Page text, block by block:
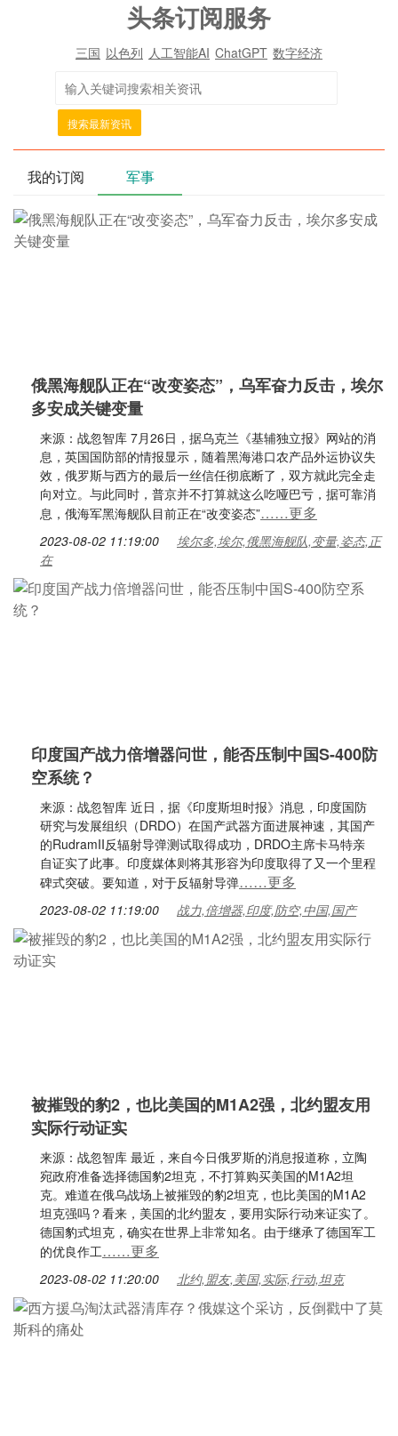
头条订阅服务
三国 以色列 人工智能AI ChatGPT 数字经济
搜索最新资讯
我的订阅 军事
俄黑海舰队正在“改变姿态”，乌军奋力反击，埃尔
多安成关键变量
来源：战忽智库 7月26日，据乌克兰《基辅独立报》网站的消
息，英国国防部的情报显示，随着黑海港口农产品外运协议失
效，俄罗斯与西方的最后一丝信任彻底断了，双方就此完全走
向对立。与此同时，普京并不打算就这么吃哑巴亏，据可靠消
息，俄海军黑海舰队目前正在“改变姿态”……更多
2023-08-02 11:19:00
埃尔多,埃尔,俄黑海舰队,变量,姿态,正
在
印度国产战力倍增器问世，能否压制中国S-400防
空系统？
来源：战忽智库 近日，据《印度斯坦时报》消息，印度国防
研究与发展组织（DRDO）在国产武器方面进展神速，其国产
的RudramII反辐射导弹测试取得成功，DRDO主席卡马特亲
自证实了此事。印度媒体则将其形容为印度取得了又一个里程
碑式突破。要知道，对于反辐射导弹……更多
2023-08-02 11:19:00 战力,倍增器,印度,防空,中国,国产
被摧毁的豹2，也比美国的M1A2强，北约盟友用
实际行动证实
来源：战忽智库 最近，来自今日俄罗斯的消息报道称，立陶
宛政府准备选择德国豹2坦克，不打算购买美国的M1A2坦
克。难道在俄乌战场上被摧毁的豹2坦克，也比美国的M1A2
坦克强吗？看来，美国的北约盟友，要用实际行动来证实了。
德国豹式坦克，确实在世界上非常知名。由于继承了德国军工
的优良作工……更多
2023-08-02 11:20:00 北约,盟友,美国,实际,行动,坦克